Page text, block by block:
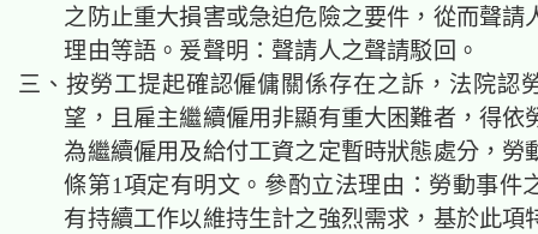
之防止重大損害或急迫危險之要件，從而聲請
理由等語。爰聲明：聲請人之聲請駁回。
三、 按勞工提起確認僱傭關係存在之訴，法院認
望，且雇主繼續僱用非顯有重大困難者，得依
為繼續僱用及給付工資之定暫時狀態處分， 勞
條第1項定有明文。參酌立法理由：勞動事件
有持續工作以維持生計之強烈需求，基於此項